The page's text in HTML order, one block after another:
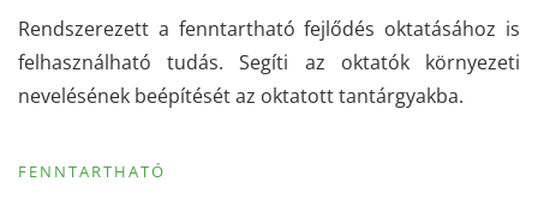
Rendszerezett a fenntartható fejlődés oktatásához is
felhasználható tudás. Segíti az oktatók környezeti
nevelésének beépítését az oktatott tantárgyakba.
FENNTARTHATÓ